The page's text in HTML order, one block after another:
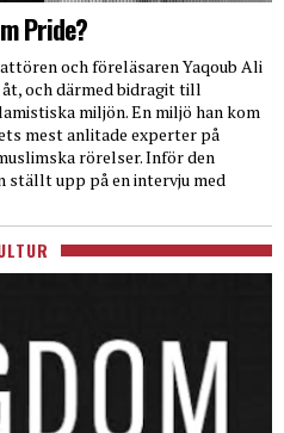
Pride?
och föreläsaren Yaqoub Ali
och därmed bidragit till
miljön. En miljö han kom
mest anlitade experter på
rörelser. Inför den
ställt upp på en intervju med